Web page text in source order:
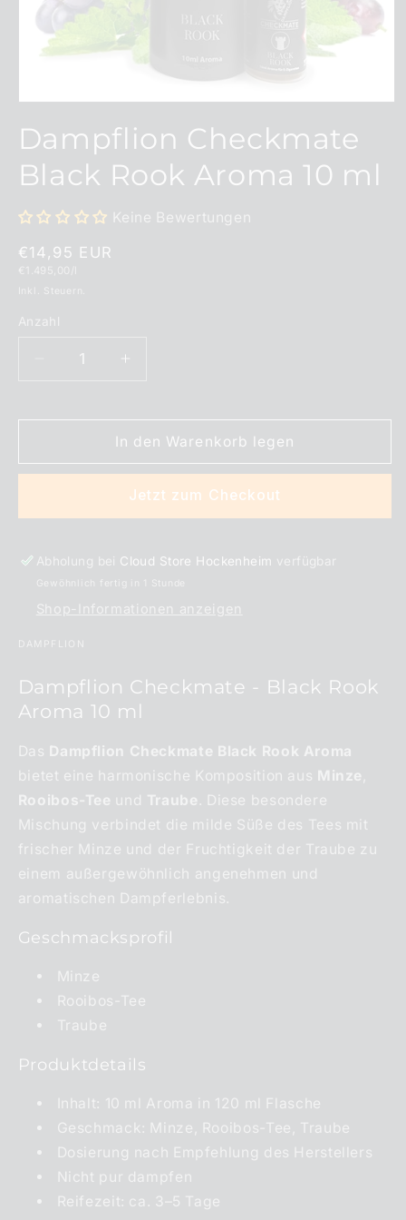
Modal
öffnen
Dampflion Checkmate
Black Rook Aroma 10 ml
Keine Bewertungen
Normaler
Preis
€14,95 EUR
Grundpreis
€1.495,00/l
Inkl. Steuern.
Anzahl
Anzahl
Verringere
Checkmate
ml
Erhöhe
Dampflion
Checkmate
Black
ml
In den Warenkorb legen
Jetzt zum Checkout
Abholung bei Cloud Store Hockenheim verfügbar
Gewöhnlich fertig in 1 Stunde
Shop-Informationen anzeigen
DAMPFLION
Dampflion Checkmate - Black Rook
Aroma 10 ml
Das Dampflion Checkmate Black Rook Aroma
bietet eine harmonische Komposition aus Minze
Rooibos-Tee und Traube . Diese besondere
Mischung verbindet die milde Süße des Tees mit
frischer Minze und der Fruchtigkeit der Traube zu
einem außergewöhnlich angenehmen und
aromatischen Dampferlebnis.
Geschmacksprofil
Minze
Rooibos-Tee
Traube
Produktdetails
Inhalt: 10 ml Aroma in 120 ml Flasche
Geschmack: Minze, Rooibos-Tee, Traube
Dosierung nach Empfehlung des Herstellers
Nicht pur dampfen
Reifezeit: ca. 3–5 Tage